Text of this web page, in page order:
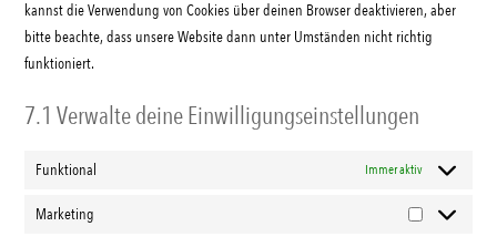
kannst die Verwendung von Cookies über deinen Browser deaktivieren, aber
bitte beachte, dass unsere Website dann unter Umständen nicht richtig
funktioniert.
7.1 Verwalte deine Einwilligungseinstellungen
Funktional Immer aktiv
Marketing
Marketing